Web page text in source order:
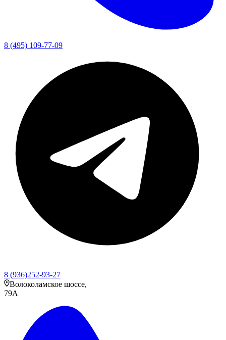
8 (495) 109-77-09
8 (936)252-93-27
Волоколамское шоссе,
79А